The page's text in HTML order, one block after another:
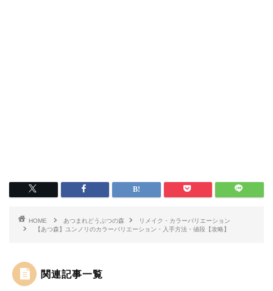
HOME あつまれどうぶつの森
リメイク・カラーバリエーション
【あつ森】ユンノリのカラーバリエーション・入手方法・値段【攻略】
関連記事一覧